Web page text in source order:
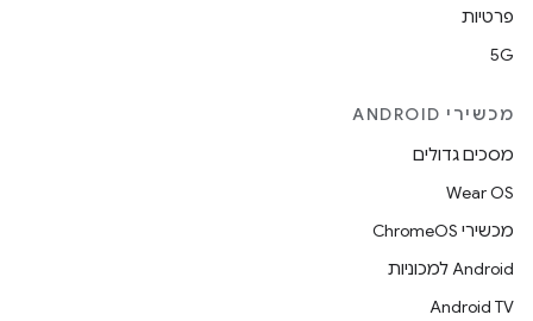
פרטיות
5G
מכשירי ANDROID
מסכים גדולים
Wear OS
מכשירי ChromeOS
Android למכוניות
Android TV